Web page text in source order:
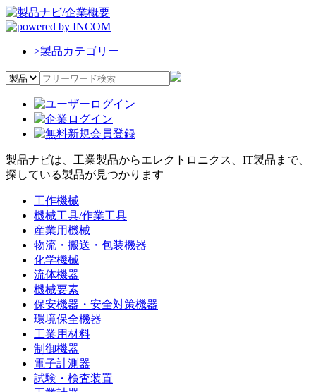
>製品カテゴリー
製品ナビは、工業製品からエレクトロニクス、IT製品まで、
探している製品が見つかります
工作機械
機械工具/作業工具
産業用機械
物流・搬送・包装機器
化学機械
流体機器
機械要素
保安機器・安全対策機器
環境保全機器
工業用材料
制御機器
電子計測器
試験・検査装置